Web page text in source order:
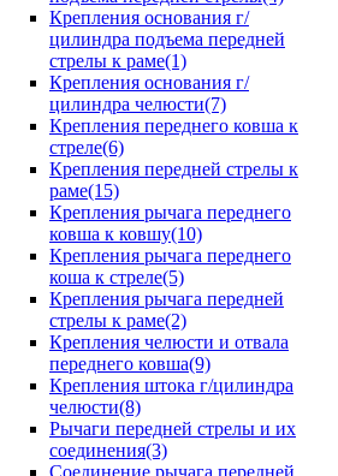
Крепления основания г/
цилиндра подъема передней
стрелы к раме(1)
Крепления основания г/
цилиндра челюсти(7)
Крепления переднего ковша к
стреле(6)
Крепления передней стрелы к
раме(15)
Крепления рычага переднего
ковша к ковшу(10)
Крепления рычага переднего
коша к стреле(5)
Крепления рычага передней
стрелы к раме(2)
Крепления челюсти и отвала
переднего ковша(9)
Крепления штока г/цилиндра
челюсти(8)
Рычаги передней стрелы и их
соединения(3)
Соединение рычага передней